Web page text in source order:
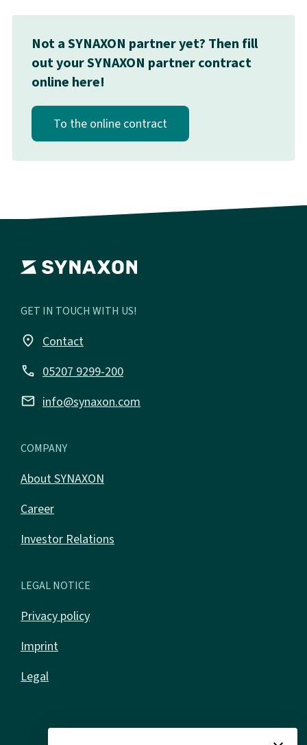
Not a SYNAXON partner yet? Then fill
out your SYNAXON partner contract
online here!
To the online contract
GET IN TOUCH WITH US!
place Contact
call 05207 9299-200
email info@synaxon.com
COMPANY
About SYNAXON
Career
Investor Relations
LEGAL NOTICE
Privacy policy
Imprint
Legal